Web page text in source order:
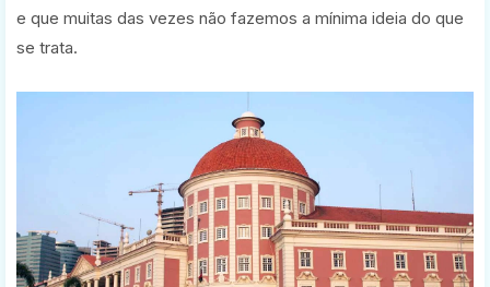
e que muitas das vezes não fazemos a mínima ideia do que
se trata.